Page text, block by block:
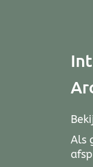
Als